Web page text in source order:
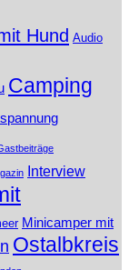
Hund Audio
Camping
Interview
Minicamper mit
Ostalbkreis